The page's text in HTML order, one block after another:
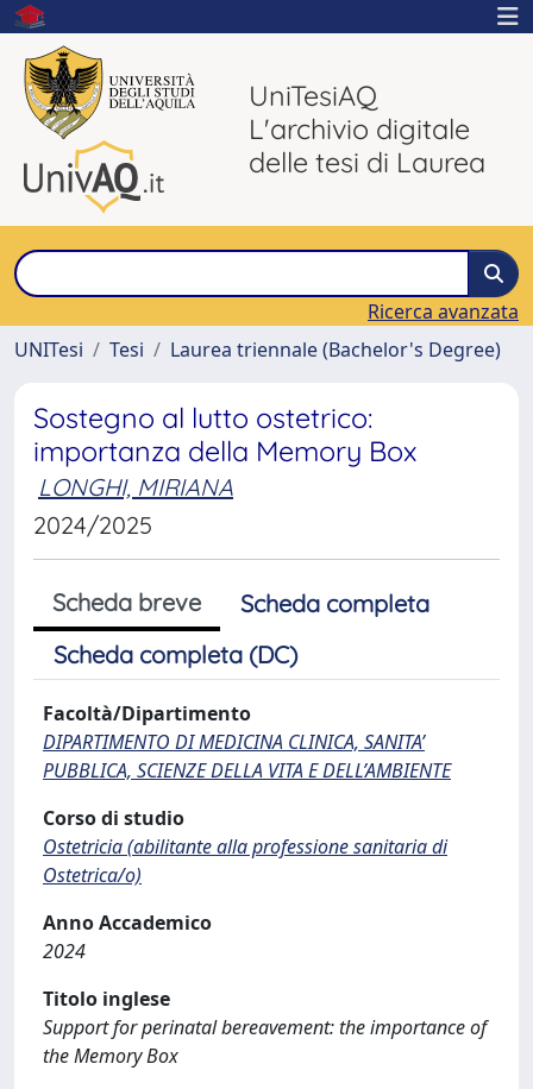
UniTesiAQ
L'archivio digitale
delle tesi di Laurea
Ricerca avanzata
UNITesi
Tesi Laurea triennale (Bachelor's Degree)
Sostegno al lutto ostetrico:
importanza della Memory Box
LONGHI, MIRIANA
2024/2025
Scheda breve
Scheda completa
Scheda completa (DC)
Facoltà/Dipartimento
DIPARTIMENTO DI MEDICINA CLINICA, SANITA’
PUBBLICA, SCIENZE DELLA VITA E DELL’AMBIENTE
Corso di studio
Ostetricia (abilitante alla professione sanitaria di
Ostetrica/o)
Anno Accademico
2024
Titolo inglese
Support for perinatal bereavement: the importance of
the Memory Box